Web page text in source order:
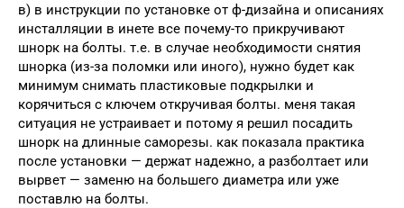
в) в инструкции по установке от ф-дизайна и описаниях
инсталляции в инете все почему-то прикручивают
шнорк на болты. т.е. в случае необходимости снятия
шнорка (из-за поломки или иного), нужно будет как
минимум снимать пластиковые подкрылки и
корячиться с ключем откручивая болты. меня такая
ситуация не устраивает и потому я решил посадить
шнорк на длинные саморезы. как показала практика
после установки — держат надежно, а разболтает или
вырвет — заменю на большего диаметра или уже
поставлю на болты.